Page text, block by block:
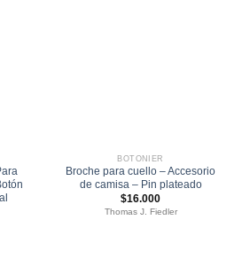
BOTONIER
Broche para cuello – Accesorio
de camisa – Pin plateado
$16.000
Thomas J. Fiedler